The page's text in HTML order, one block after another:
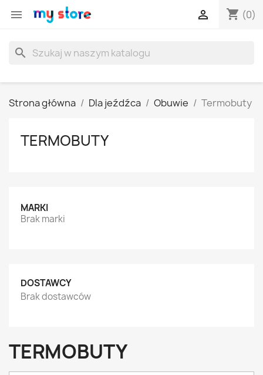
 shopping_cart (0)

search
Strona główna Dla jeźdźca Obuwie Termobuty
TERMOBUTY
MARKI
Brak marki
DOSTAWCY
Brak dostawców
TERMOBUTY